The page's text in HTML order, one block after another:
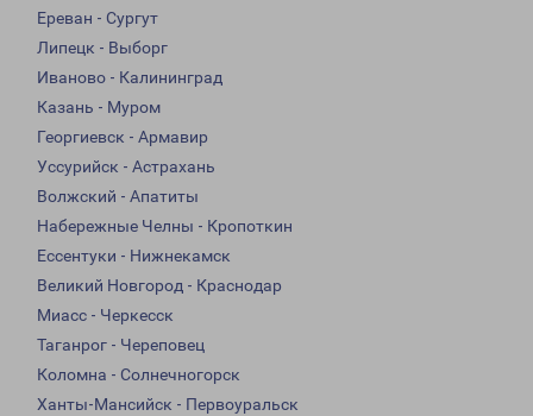
Ереван - Сургут
Липецк - Выборг
Иваново - Калининград
Казань - Муром
Георгиевск - Армавир
Уссурийск - Астрахань
Волжский - Апатиты
Набережные Челны - Кропоткин
Ессентуки - Нижнекамск
Великий Новгород - Краснодар
Миасс - Черкесск
Таганрог - Череповец
Коломна - Солнечногорск
Ханты-Мансийск - Первоуральск